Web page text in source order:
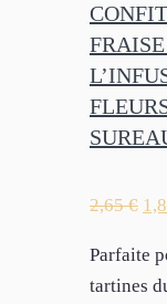
2,65€
Parfaite
tartines